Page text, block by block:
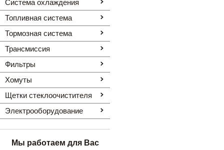
Система охлаждения
Топливная система
Тормозная система
Трансмиссия
Фильтры
Хомуты
Щетки стеклоочистителя
Электрооборудование
Мы работаем для Вас